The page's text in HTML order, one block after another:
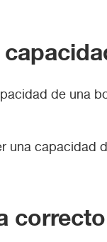
de una
una capacidad